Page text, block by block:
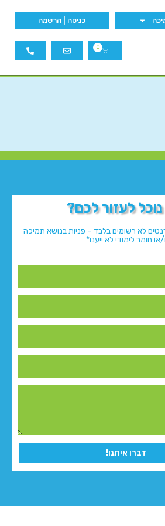
כניסה | הרשמה
0
לעזור לכם?
לא רשומים בלבד – פניות בנושא תמיכה
ו/או חומר לימודי לא ייענו*
דברו איתנו!